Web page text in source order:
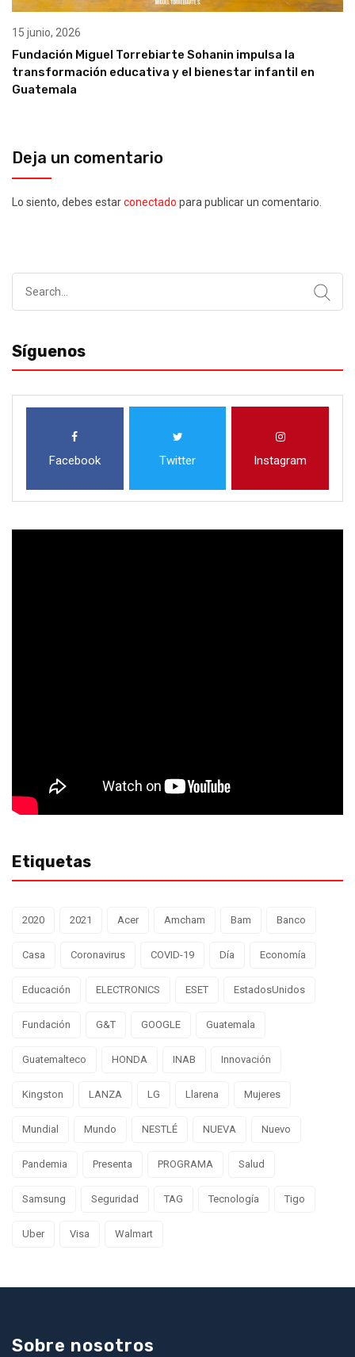
15 junio, 2026
Fundación Miguel Torrebiarte Sohanin impulsa la
transformación educativa y el bienestar infantil en
Guatemala
Deja un comentario
Lo siento, debes estarconectado para publicar un comentario.
Síguenos
Facebook Twitter Instagram
Etiquetas
2020 2021 Acer Amcham Bam Banco
Casa Coronavirus COVID-19 Día Economía
Educación ELECTRONICS ESET EstadosUnidos
Fundación G&T GOOGLE Guatemala
Guatemalteco HONDA INAB Innovación
Kingston LANZA LG Llarena Mujeres
Mundial Mundo NESTLÉ NUEVA Nuevo
Pandemia Presenta PROGRAMA Salud
Samsung Seguridad TAG Tecnología Tigo
Uber Visa Walmart
Sobre nosotros